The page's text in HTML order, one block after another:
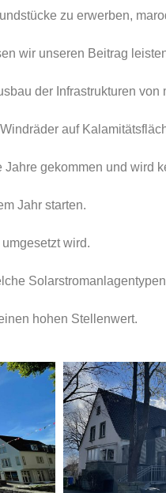
zu erwerben,
wir unseren Beitrag
der Infrastrukturen
auf
gekommen und wird
Jahr starten.
wird.
hohen Stellenwert.